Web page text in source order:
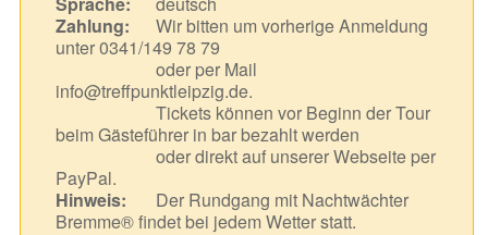
Zahlung:
Wir bitten um vorherige Anmeldung
unter 0341/149 78 79
oder per Mail
info@treffpunktleipzig.de.
Tickets können vor Beginn der Tour
beim Gästeführer in bar bezahlt werden
oder direkt auf unserer Webseite per
PayPal.
Hinweis:
Der Rundgang mit Nachtwächter
Bremme® findet bei jedem Wetter statt.